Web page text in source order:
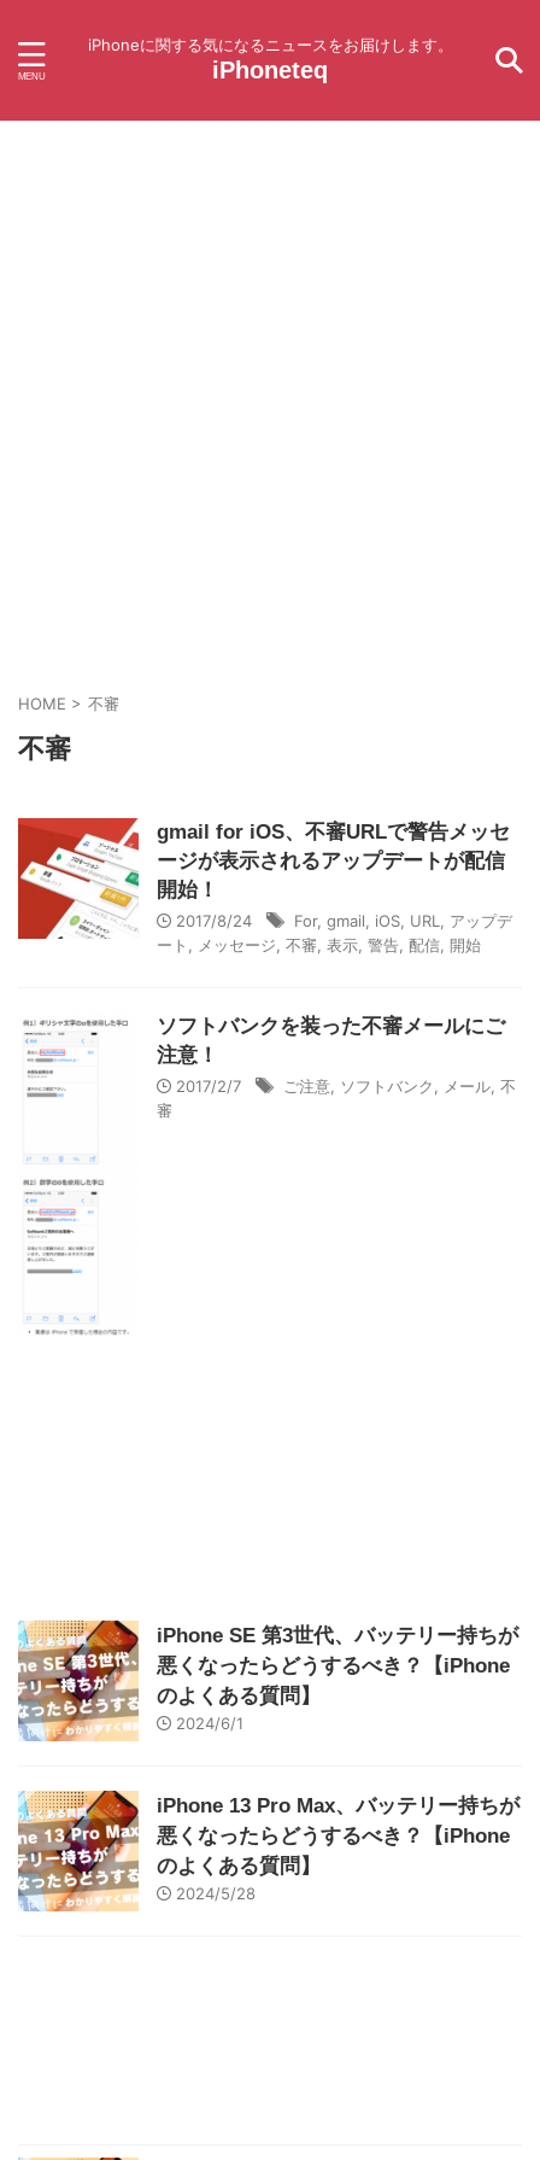
iPhoneに関する気になるニュースをお届けします。
iPhoneteq
HOME > 不審
不審
gmail for iOS、不審URLで警告メッセ
ージが表示されるアップデートが配信
開始！
2017/8/24 For, gmail iOS URL
アップデ
ート
メッセージ 不審 表示 警告 配信 開始
ソフトバンクを装った不審メールにご
注意！
2017/2/7 ご注意 ソフトバンク メール 不
審
iPhone SE 第3世代、バッテリー持ちが
悪くなったらどうするべき？【iPhone
のよくある質問】
2024/6/1
iPhone 13 Pro Max、バッテリー持ちが
悪くなったらどうするべき？【iPhone
のよくある質問】
2024/5/28